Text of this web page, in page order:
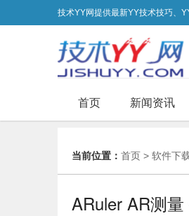
技术YY网提供最新YY技术技巧、
首页 新闻资讯
当前位置： 首页 > 软件下
ARuler AR测